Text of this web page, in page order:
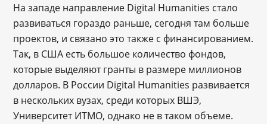
На западе направление Digital Humanities стало
развиваться гораздо раньше, сегодня там больше
проектов, и связано это также с финансированием.
Так, в США есть большое количество фондов,
которые выделяют гранты в размере миллионов
долларов. В России Digital Humanities развивается
в нескольких вузах, среди которых ВШЭ,
Университет ИТМО, однако не в таком объеме.